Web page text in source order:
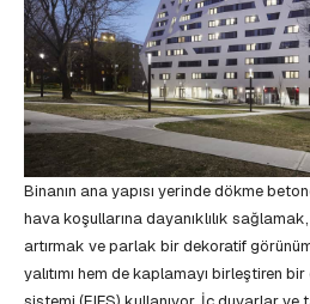
Binanın ana yapısı yerinde dökme
hava koşullarına dayanıklılık
artırmak ve parlak bir dekoratif
yalıtımı hem de kaplamayı birleştiren bir